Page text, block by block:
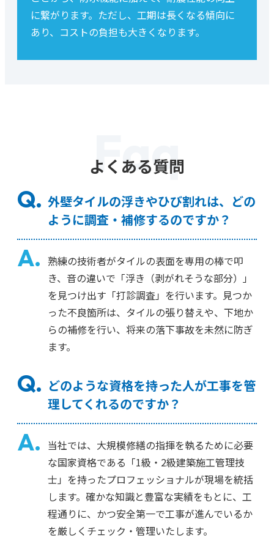
に繋がります。ただし、工期は長くなる傾向に
あり、コストの負担も大きくなります。
Faq
よくある質問
外壁タイルの浮きやひび割れは、どの
ように調査・補修するのですか？
熟練の技術者がタイルの表面を専用の棒で叩
き、音の違いで「浮き（剥がれそうな部分）」
を見つけ出す「打診調査」を行います。見つか
った不良箇所は、タイルの張り替えや、下地か
らの補修を行い、将来の落下事故を未然に防ぎ
ます。
どのような資格を持った人が工事を管
理してくれるのですか？
当社では、大規模修繕の指揮を執るために必要
な国家資格である「1級・2級建築施工管理技
士」を持ったプロフェッショナルが現場を統括
します。確かな知識と豊富な実績をもとに、工
程通りに、かつ安全第一で工事が進んでいるか
を厳しくチェック・管理いたします。